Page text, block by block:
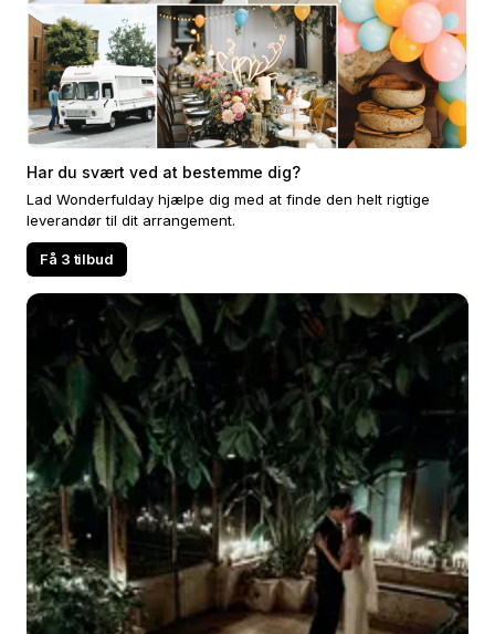
Har du svært ved at bestemme dig?
Lad Wonderfulday hjælpe dig med at finde den helt rigtige
leverandør til dit arrangement.
Få 3 tilbud